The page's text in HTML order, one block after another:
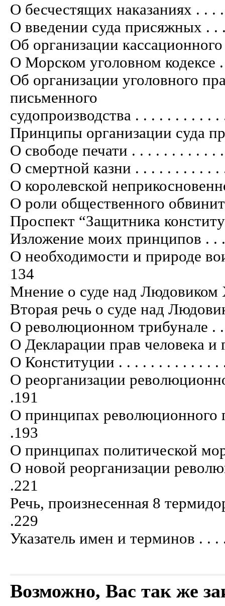
О бесчестящих наказаниях . .
О введении суда присяжных . .
Об организации
О Морском уголовном кодексе
Об организации уголовного
письменного
судопроизводства . . . . . . . . . .
Принципы организации суда
О свободе печати . . . . . . . . . . .
О смертной казни . . . . . . . . . .
О королевской
О роли общественного
Проспект “Защитника
Изложение моих принципов . .
О необходимости и природе
134
Мнение о суде над Людовиком
Вторая речь о суде над
О революционном трибунале .
О Декларации прав человека
О Конституции . . . . . . . . . . . . .
О реорганизации
.191
О принципах революционного
.193
О принципах политической
О новой реорганизации
.221
Речь, произнесенная 8
.229
Указатель имен и терминов . .
Возможно, Вас так же